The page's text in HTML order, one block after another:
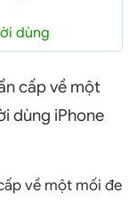
dùng
cấp về một
dùng iPhone
về một mối đe